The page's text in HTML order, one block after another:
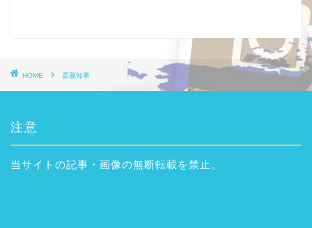
HOME 斎藤知事
注意
当サイトの記事・画像の無断転載を禁止。